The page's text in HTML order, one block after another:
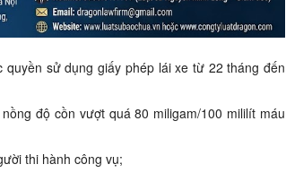
sử dụng giấy phép lái xe từ 22 tháng đến
độ cồn vượt quá 80 miligam/100 mililít máu
thi hành công vụ;